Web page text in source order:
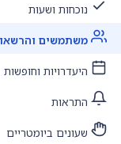
נוכחות ושעות
משתמשים
היעדרויות וחופשות
התראות
שעונים ביומטריים